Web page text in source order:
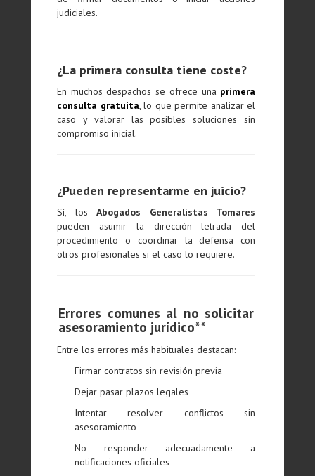
judiciales.
¿La primera consulta tiene coste?
En muchos despachos se ofrece una primera
consulta gratuita, lo que permite analizar el
caso y valorar las posibles soluciones sin
compromiso inicial.
¿Pueden representarme en juicio?
Sí, losAbogados Generalistas Tomares
pueden asumir la dirección letrada del
procedimiento o coordinar la defensa con
otros profesionales si el caso lo requiere.
Errores comunes al no solicitar
asesoramiento jurídico**
Entre los errores más habituales destacan:
Firmar contratos sin revisión previa
Dejar pasar plazos legales
Intentar resolver conflictos sin
asesoramiento
No responder adecuadamente a
notificaciones oficiales